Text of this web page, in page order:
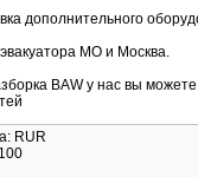
дополнительного
эвакуатора МО и Москва.
BAW у нас вы
RUR